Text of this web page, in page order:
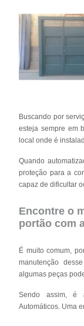
Buscando por
esteja sempre em
local onde é
Quando
proteção para a
capaz de dificultar
Encontre o
portão com
É muito comum,
manutenção
algumas peças
Sendo assim, é
Automáticos. Uma